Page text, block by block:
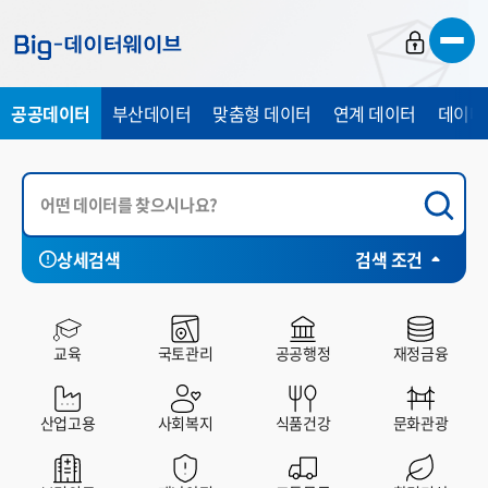
가
기
가
기
가
기
공공데이터 부산데이터 맞춤형 데이터 연계 데이터 데이
상세검색 검색 조건
시각화 SHEET부산시 서구 동구
교육 국토관리 공공행정 재정금융
산업고용 사회복지 식품건강 문화관광